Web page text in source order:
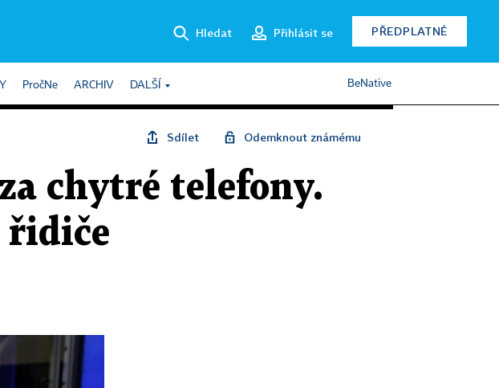
Hledat Přihlásit se PŘEDPLATNÉ
PročNe ARCHIV DALŠÍ BeNative
Sdílet Odemknout známému
chytré telefony.
řidiče